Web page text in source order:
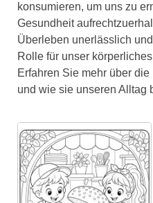
konsumieren, um uns zu
Gesundheit
Überleben unerlässlich
Rolle für unser
Erfahren Sie mehr über
und wie sie unseren Alltag